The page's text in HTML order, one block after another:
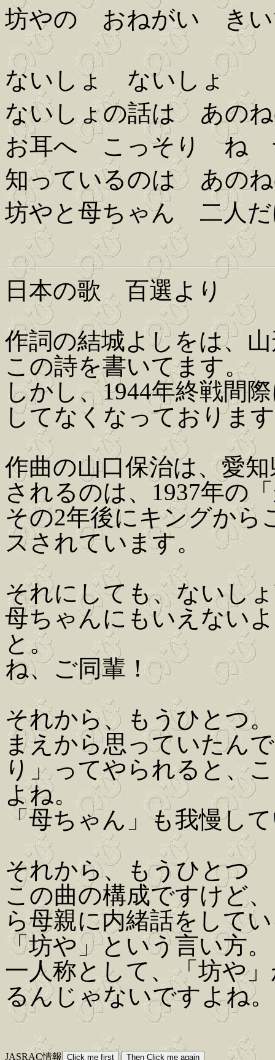
坊やの おねがい きい
ないしょ ないしょ
ないしょの話は あの
お耳へ こっそり ね
知っているのは あの
坊やと母ちゃん 二人
日本の歌 百選より
作詞の結城よしをは、
この詩を書いてます。
しかし、1944年終戦間
してなくなっておりま
作曲の山口保治は、愛
されるのは、1937年の
その2年後にキングから
スされています。
それにしても、ないし
母ちゃんにもいえない
と。
ね、ご同輩！
それから、もうひとつ。
まえから思っていたん
り」ってやられると、
よね。
「母ちゃん」も我慢し
それから、もうひとつ
この曲の構成ですけど
ら母親に内緒話をして
「坊や」という言い方。
一人称として、「坊や
るんじゃないですよね。
JASRAC情報